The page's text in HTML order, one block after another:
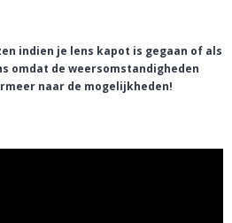
indien je lens kapot is gegaan of als
omdat de weersomstandigheden
naar de mogelijkheden!